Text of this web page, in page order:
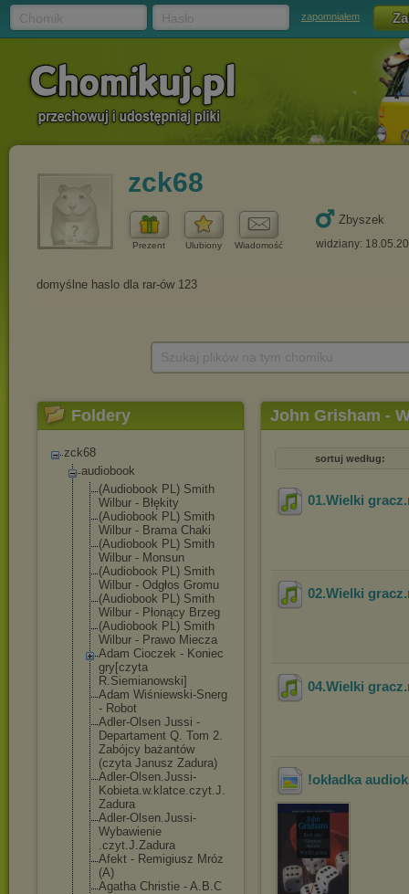
zapomniałem
zck68
Prezent Ulubiony Wiadomość
Zbyszek
widziany:
Foldery
zck68
audiobook
(Audiobook PL) Smith
Wilbur - Błękity
(Audiobook PL) Smith
Wilbur - Brama Chaki
(Audiobook PL) Smith
Wilbur - Monsun
(Audiobook PL) Smith
Wilbur - Odgłos Gromu
(Audiobook PL) Smith
Wilbur - Płonący Brzeg
(Audiobook PL) Smith
Wilbur - Prawo Miecza
Adam Cioczek - Koniec
gry[czyta
R.Siemianowski]
Adam Wiśniewski-Snerg
- Robot
Adler-Olsen Jussi -
Departament Q. Tom 2.
Zabójcy bażantów
(czyta Janusz Zadura)
Adler-Olsen.Jussi-
Kobieta.w. klatce.czyt.J.
Zadura
Adler-Olsen.Jussi-
Wybawienie
.czyt.J.Zadura
Afekt - Remigiusz Mróz
(A)
Agatha Christie - A.B.C
John Grisham -
sortuj według:
01.Wielki gracz
02.Wielki gracz
04.Wielki gracz
!okładka